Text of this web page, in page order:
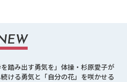
を踏み出す勇気を」体操・杉原愛子が
ける勇気と「自分の花」を咲かせる